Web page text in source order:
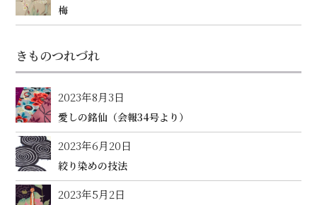
梅
きものつれづれ
2023年8月3日
愛しの銘仙（会報34号より）
2023年6月20日
絞り染めの技法
2023年5月2日